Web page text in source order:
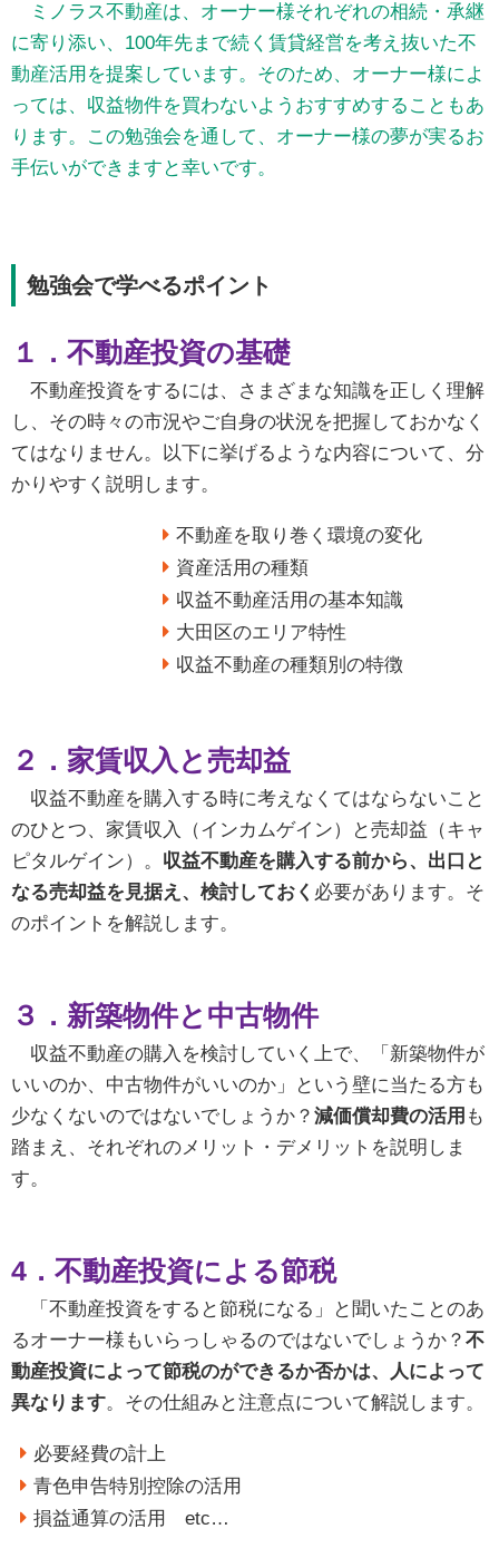
ミノラス不動産は、オーナー様それぞれの相続・承継
に寄り添い、100年先まで続く賃貸経営を考え抜いた不
動産活用を提案しています。そのため、オーナー様によ
っては、収益物件を買わないようおすすめすることもあ
ります。この勉強会を通して、オーナー様の夢が実るお
手伝いができますと幸いです。
勉強会で学べるポイント
１． 不動産投資の基礎
不動産投資をするには、さまざまな知識を正しく理解
し、その時々の市況やご自身の状況を把握しておかなく
てはなりません。以下に挙げるような内容について、分
かりやすく説明します。
不動産を取り巻く環境の変化
資産活用の種類
収益不動産活用の基本知識
大田区のエリア特性
収益不動産の種類別の特徴
２ ．家賃収入と売却益
収益不動産を購入する時に考えなくてはならないこと
のひとつ、家賃収入（インカムゲイン）と売却益（キャ
ピタルゲイン）。 収益不動産を購入する前から、出口と
なる売却益を見据え、検討しておく 必要があります。そ
のポイントを解説します。
３ ． 新築物件と中古物件
収益不動産の購入を検討していく上で、「新築物件が
いいのか、中古物件がいいのか」という壁に当たる方も
少なくないのではないでしょうか？ 減価償却費の活用 も
踏まえ、それぞれのメリット・デメリットを説明しま
す。
4． 不動産投資による節税
「不動産投資をすると節税になる」と聞いたことのあ
るオーナー様もいらっしゃるのではないでしょうか？ 不
動産投資によって節税のができるか否かは、人によって
異なります。その仕組みと注意点について解説します。
必要経費の計上
青色申告特別控除の活用
損益通算の活用 etc…